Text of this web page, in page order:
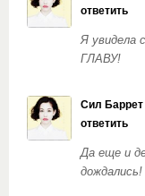
ответить
Я увидела
ГЛАВУ!
Сил Баррет
ответить
Да еще и